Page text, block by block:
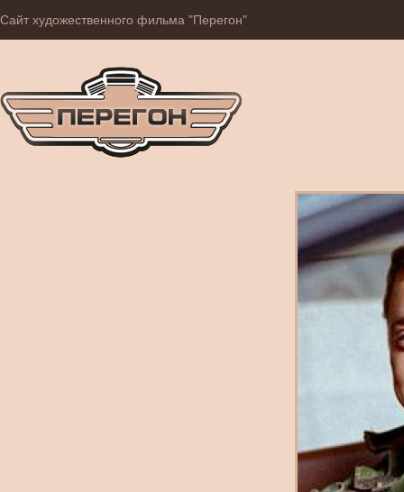
Сайт художественного фильма "Перегон"